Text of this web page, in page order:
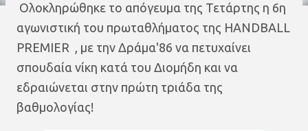
Ολοκληρώθηκε το απόγευμα της Τετάρτης η 6η
αγωνιστική του πρωταθλήματος της HANDBALL
PREMIER , με την Δράμα'86 να πετυχαίνει
σπουδαία νίκη κατά του Διομήδη και να
εδραιώνεται στην πρώτη τριάδα της
βαθμολογίας!